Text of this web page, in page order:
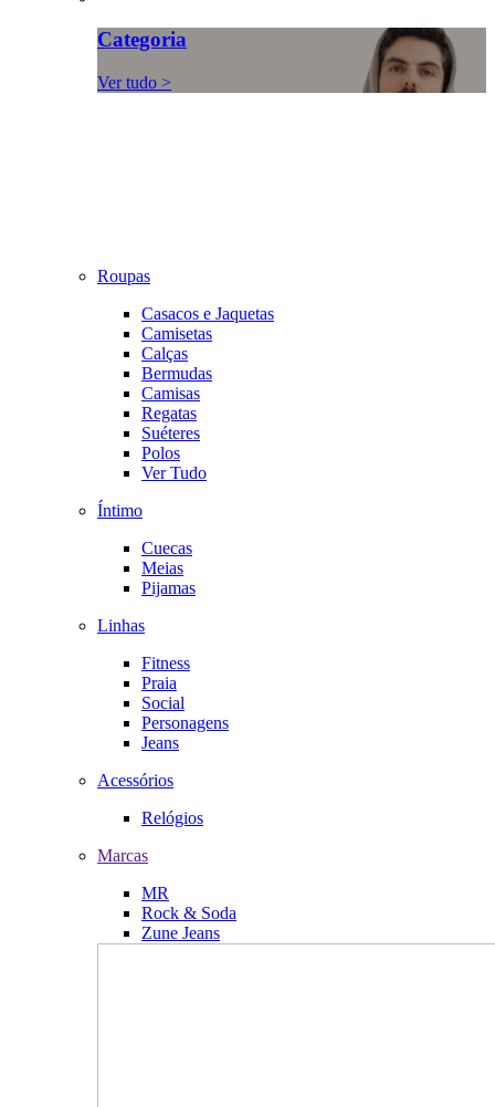
Categoria
Ver tudo >
Roupas
Casacos e Jaquetas
Camisetas
Calças
Bermudas
Camisas
Regatas
Suéteres
Polos
Ver Tudo
Íntimo
Cuecas
Meias
Pijamas
Linhas
Fitness
Praia
Social
Personagens
Jeans
Acessórios
Relógios
Marcas
MR
Rock & Soda
Zune Jeans